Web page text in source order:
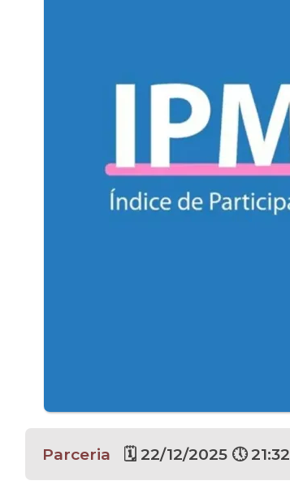
Parceria 🗓 22/12/2025 🕔 21:32